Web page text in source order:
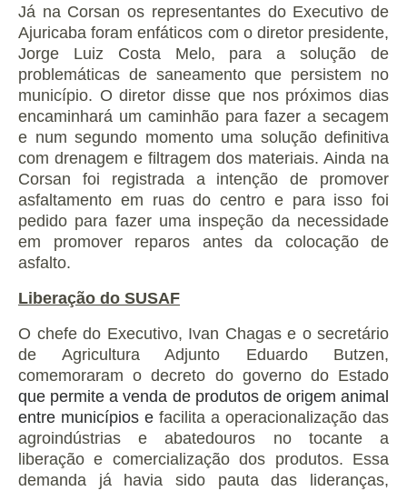
Já na Corsan os representantes do Executivo de
Ajuricaba foram enfáticos com o diretor presidente,
Jorge Luiz Costa Melo, para a solução de
problemáticas de saneamento que persistem no
município. O diretor disse que nos próximos dias
encaminhará um caminhão para fazer a secagem
e num segundo momento uma solução definitiva
com drenagem e filtragem dos materiais. Ainda na
Corsan foi registrada a intenção de promover
asfaltamento em ruas do centro e para isso foi
pedido para fazer uma inspeção da necessidade
em promover reparos antes da colocação de
asfalto.
Liberação do SUSAF
O chefe do Executivo, Ivan Chagas e o secretário
de Agricultura Adjunto Eduardo Butzen,
comemoraram o decreto do governo do Estado
que permite a venda de produtos de origem animal
entre municípios e facilita a operacionalização das
agroindústrias e abatedouros no tocante a
liberação e comercialização dos produtos. Essa
demanda já havia sido pauta das lideranças,